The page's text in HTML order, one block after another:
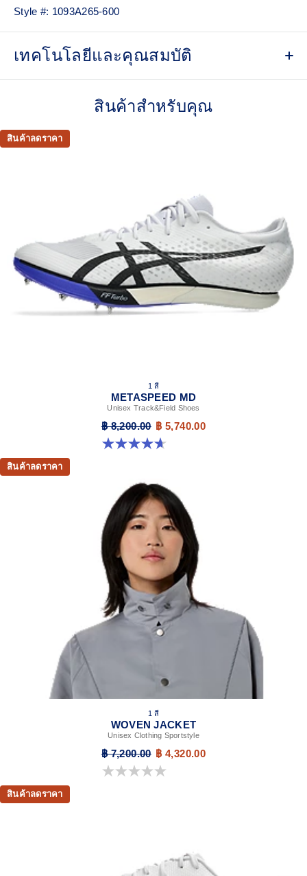
Style #: 1093A265-600
เทคโนโลยีและคุณสมบัติ
This midsole foam is extremely lightweight and bouncier
than standard midsole foams, designed to help provide
advanced cushioning and a responsive energy return during
your races and practice.
MOTION WRAP™ upper
Improves breathability and helps provide a supportive fit.
สินค้าสำหรับคุณ
สินค้าลดราคา
1 สี
METASPEED MD
Unisex Track&Field Shoes
฿ 8,200.00 ฿ 5,740.00
4.7 จาก 5 ดาว 90 รีวิว
สินค้าลดราคา
1 สี
WOVEN JACKET
Unisex Clothing Sportstyle
฿ 7,200.00 ฿ 4,320.00
0.0 จาก 5 ดาว
สินค้าลดราคา